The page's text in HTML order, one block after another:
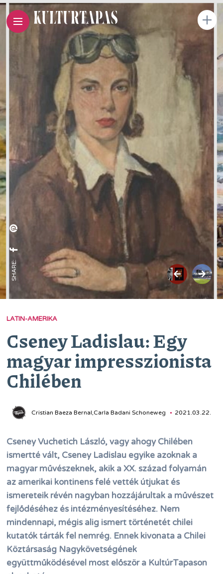
SHARE:
LATIN-AMERIKA
Cseney Ladislau: Egy
magyar impresszionista
Chilében
Cristian Baeza Bernal,Carla Badani Schoneweg 2021.03.22.
Cseney Vuchetich László, vagy ahogy Chilében
ismertté vált, Cseney Ladislau egyike azoknak a
magyar művészeknek, akik a XX. század folyamán
az amerikai kontinens felé vették útjukat és
ismereteik révén nagyban hozzájárultak a művészet
fejlődéséhez és intézményesítéséhez. Nem
mindennapi, mégis alig ismert történetét chilei
kutatók tárták fel nemrég. Ennek kivonata a Chilei
Köztársaság Nagykövetségének
együttműködésével most először a KultúrTapason